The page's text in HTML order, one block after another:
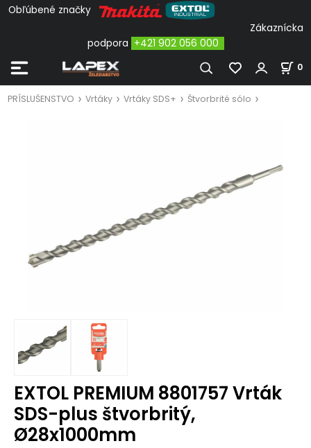
Obľúbené značky
Zákaznícka
podpora +421 902 056 000
0
PRÍSLUŠENSTVO Vrtáky Vrtáky SDS+ Štvorbrité sólo
EXTOL PREMIUM 8801757 Vrták
SDS-plus štvorbritý,
Ø28x1000mm